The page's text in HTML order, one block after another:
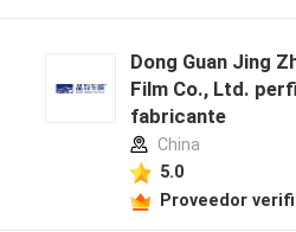
Dong Guan Jing
Film Co., Ltd.
fabricante
China
5.0
Proveedor